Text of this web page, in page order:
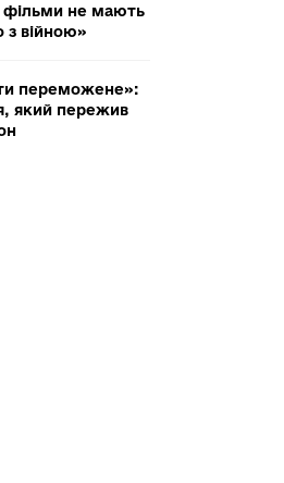
фільми не мають
з війною»
переможене»:
який пережив